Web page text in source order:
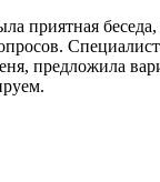
приятная беседа,
предложила